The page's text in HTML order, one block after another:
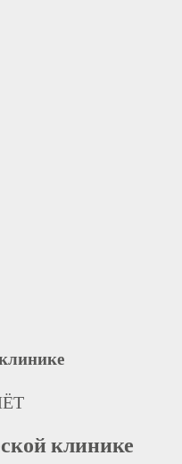
клинике